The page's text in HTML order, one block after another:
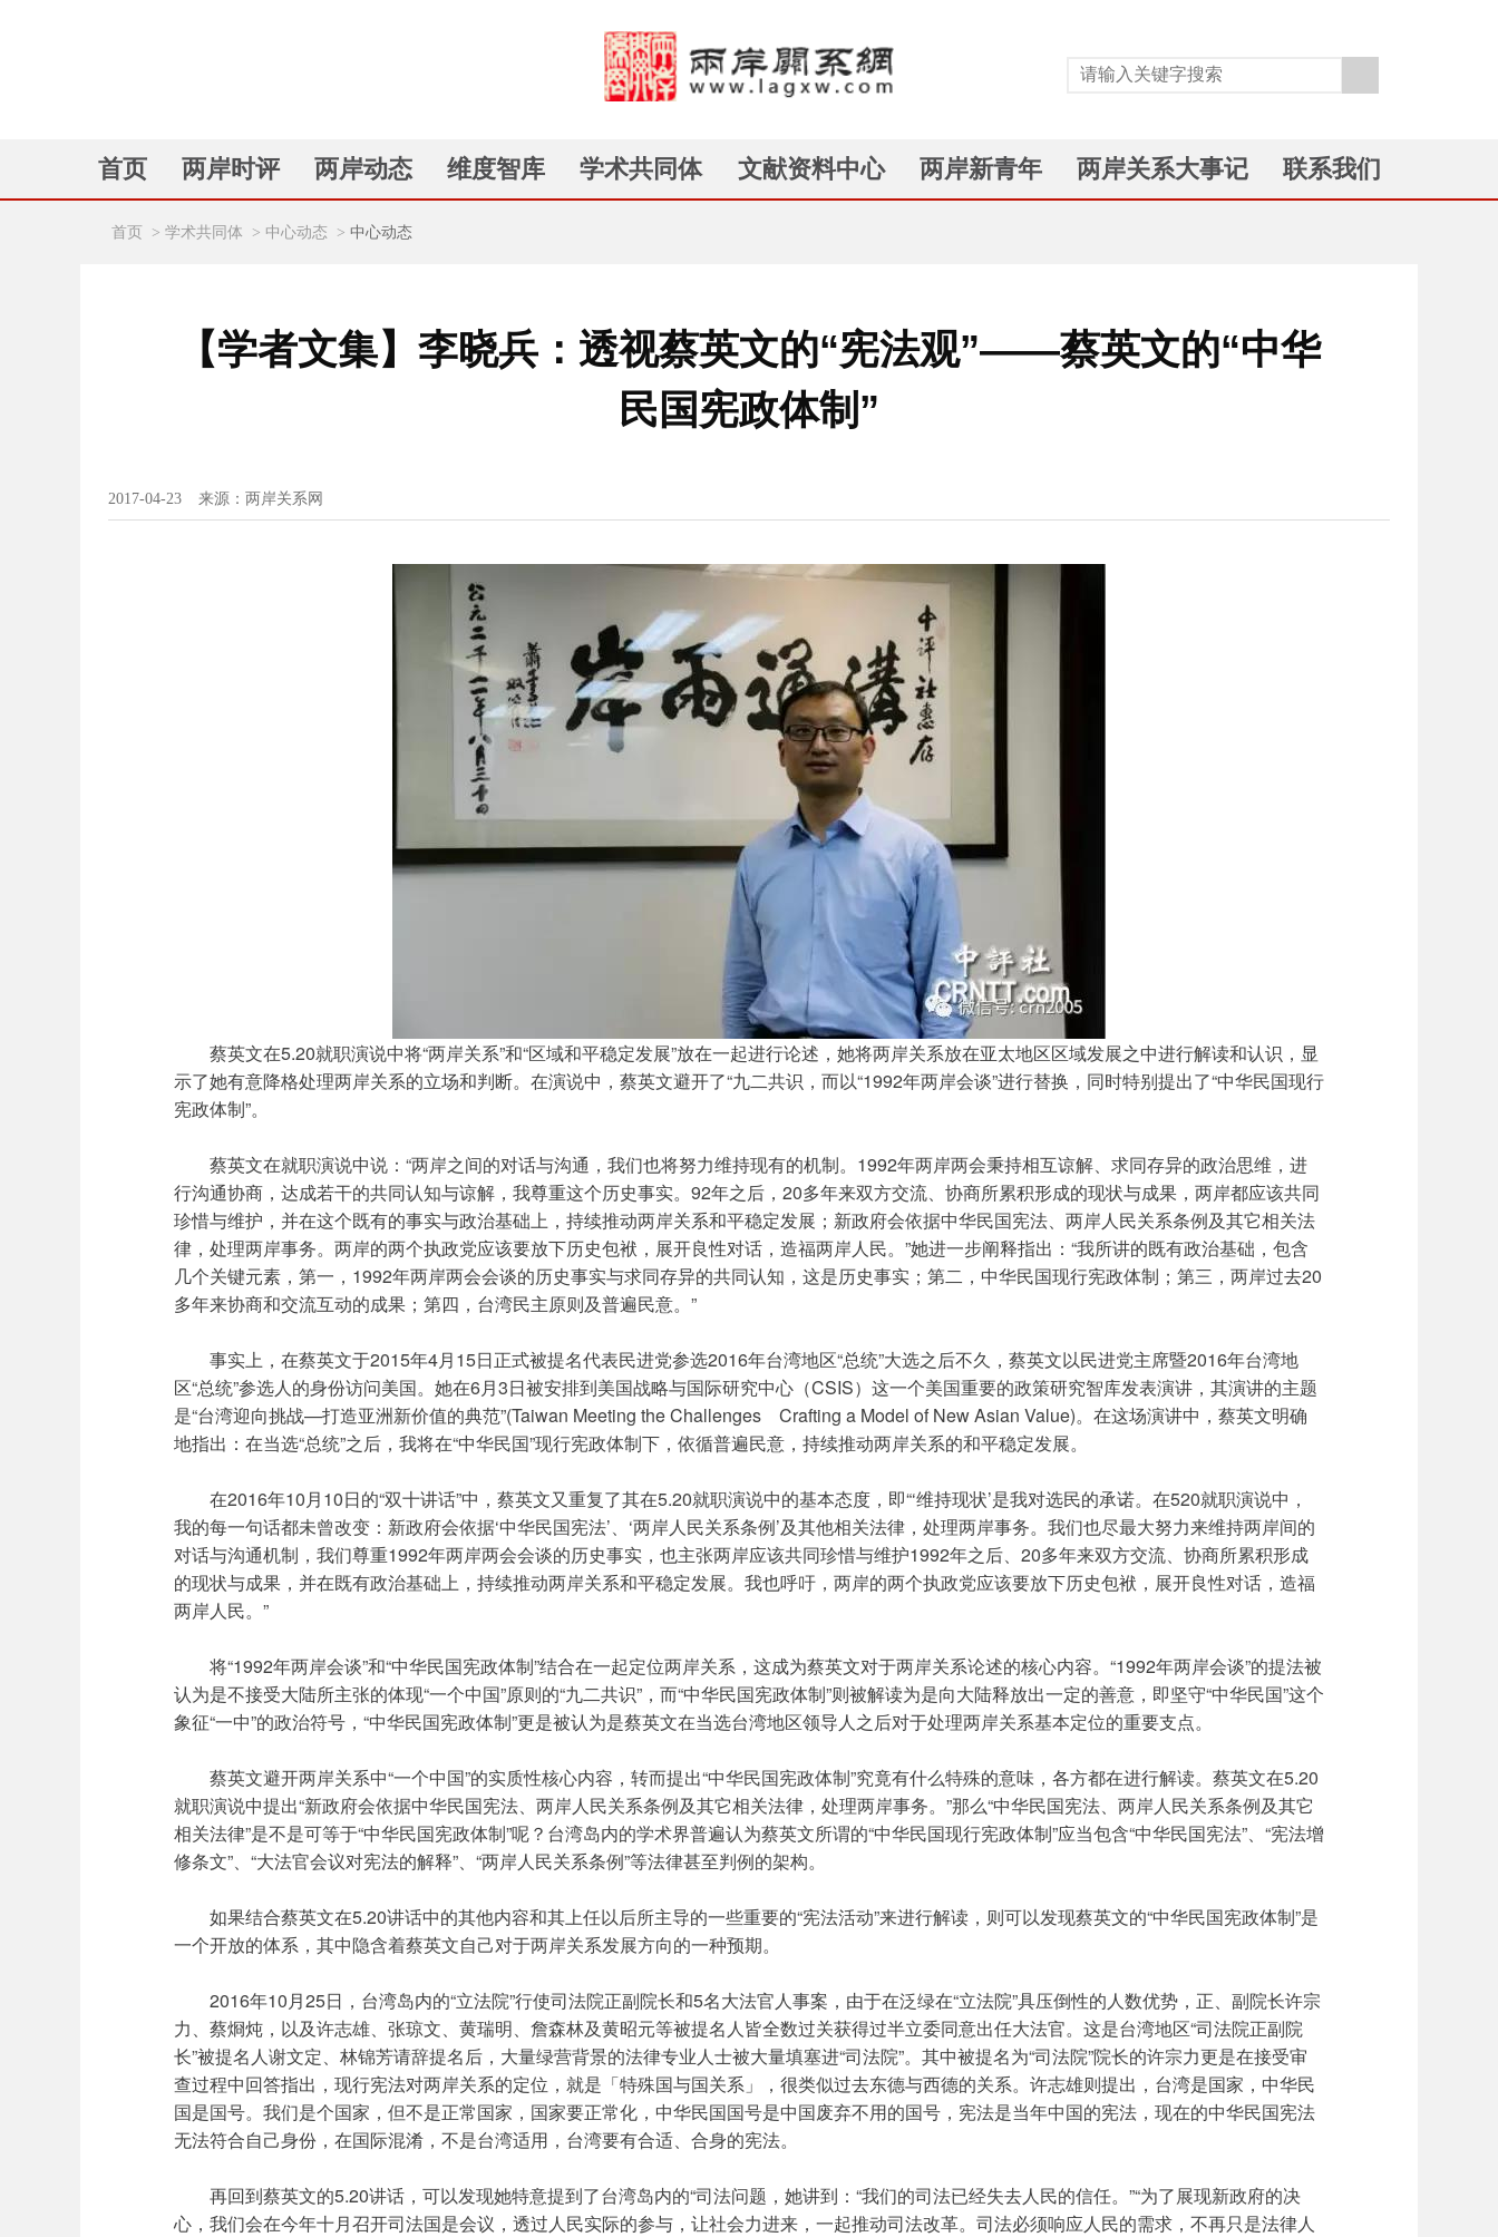
首页 两岸时评 两岸动态 维度智库 学术共同体 文献资料中心 两岸新青年 两岸关系大事记 联系我们
首页 > 学术共同体 > 中心动态 > 中心动态
【学者文集】李晓兵：透视蔡英文的“宪法观”——蔡英文的“中华
民国宪政体制”
2017-04-23 来源：两岸关系网
蔡英文在5.20就职演说中将“两岸关系”和“区域和平稳定发展”放在一起进行论述，她将两岸关系放在亚太地区区域发展之中进行解读和认识，显
示了她有意降格处理两岸关系的立场和判断。在演说中，蔡英文避开了“九二共识，而以“1992年两岸会谈”进行替换，同时特别提出了“中华民国现行
宪政体制”。
蔡英文在就职演说中说：“两岸之间的对话与沟通，我们也将努力维持现有的机制。1992年两岸两会秉持相互谅解、求同存异的政治思维，进
行沟通协商，达成若干的共同认知与谅解，我尊重这个历史事实。92年之后，20多年来双方交流、协商所累积形成的现状与成果，两岸都应该共同
珍惜与维护，并在这个既有的事实与政治基础上，持续推动两岸关系和平稳定发展；新政府会依据中华民国宪法、两岸人民关系条例及其它相关法
律，处理两岸事务。两岸的两个执政党应该要放下历史包袱，展开良性对话，造福两岸人民。”她进一步阐释指出：“我所讲的既有政治基础，包含
几个关键元素，第一，1992年两岸两会会谈的历史事实与求同存异的共同认知，这是历史事实；第二，中华民国现行宪政体制；第三，两岸过去20
多年来协商和交流互动的成果；第四，台湾民主原则及普遍民意。”
事实上，在蔡英文于2015年4月15日正式被提名代表民进党参选2016年台湾地区“总统”大选之后不久，蔡英文以民进党主席暨2016年台湾地
区“总统”参选人的身份访问美国。她在6月3日被安排到美国战略与国际研究中心（CSIS）这一个美国重要的政策研究智库发表演讲，其演讲的主题
是“台湾迎向挑战—打造亚洲新价值的典范”(Taiwan Meeting the Challenges Crafting a Model of New Asian Value)。在这场演讲中，蔡英文明确
地指出：在当选“总统”之后，我将在“中华民国”现行宪政体制下，依循普遍民意，持续推动两岸关系的和平稳定发展。
在2016年10月10日的“双十讲话”中，蔡英文又重复了其在5.20就职演说中的基本态度，即“‘维持现状’是我对选民的承诺。在520就职演说中，
我的每一句话都未曾改变：新政府会依据‘中华民国宪法’、‘两岸人民关系条例’及其他相关法律，处理两岸事务。我们也尽最大努力来维持两岸间的
对话与沟通机制，我们尊重1992年两岸两会会谈的历史事实，也主张两岸应该共同珍惜与维护1992年之后、20多年来双方交流、协商所累积形成
的现状与成果，并在既有政治基础上，持续推动两岸关系和平稳定发展。我也呼吁，两岸的两个执政党应该要放下历史包袱，展开良性对话，造福
两岸人民。”
将“1992年两岸会谈”和“中华民国宪政体制”结合在一起定位两岸关系，这成为蔡英文对于两岸关系论述的核心内容。“1992年两岸会谈”的提法被
认为是不接受大陆所主张的体现“一个中国”原则的“九二共识”，而“中华民国宪政体制”则被解读为是向大陆释放出一定的善意，即坚守“中华民国”这个
象征“一中”的政治符号，“中华民国宪政体制”更是被认为是蔡英文在当选台湾地区领导人之后对于处理两岸关系基本定位的重要支点。
蔡英文避开两岸关系中“一个中国”的实质性核心内容，转而提出“中华民国宪政体制”究竟有什么特殊的意味，各方都在进行解读。蔡英文在5.20
就职演说中提出“新政府会依据中华民国宪法、两岸人民关系条例及其它相关法律，处理两岸事务。”那么“中华民国宪法、两岸人民关系条例及其它
相关法律”是不是可等于“中华民国宪政体制”呢？台湾岛内的学术界普遍认为蔡英文所谓的“中华民国现行宪政体制”应当包含“中华民国宪法”、“宪法增
修条文”、“大法官会议对宪法的解释”、“两岸人民关系条例”等法律甚至判例的架构。
如果结合蔡英文在5.20讲话中的其他内容和其上任以后所主导的一些重要的“宪法活动”来进行解读，则可以发现蔡英文的“中华民国宪政体制”是
一个开放的体系，其中隐含着蔡英文自己对于两岸关系发展方向的一种预期。
2016年10月25日，台湾岛内的“立法院”行使司法院正副院长和5名大法官人事案，由于在泛绿在“立法院”具压倒性的人数优势，正、副院长许宗
力、蔡烱炖，以及许志雄、张琼文、黄瑞明、詹森林及黄昭元等被提名人皆全数过关获得过半立委同意出任大法官。这是台湾地区“司法院正副院
长”被提名人谢文定、林锦芳请辞提名后，大量绿营背景的法律专业人士被大量填塞进“司法院”。其中被提名为“司法院”院长的许宗力更是在接受审
查过程中回答指出，现行宪法对两岸关系的定位，就是「特殊国与国关系」，很类似过去东德与西德的关系。许志雄则提出，台湾是国家，中华民
国是国号。我们是个国家，但不是正常国家，国家要正常化，中华民国国号是中国废弃不用的国号，宪法是当年中国的宪法，现在的中华民国宪法
无法符合自己身份，在国际混淆，不是台湾适用，台湾要有合适、合身的宪法。
再回到蔡英文的5.20讲话，可以发现她特意提到了台湾岛内的“司法问题，她讲到：“我们的司法已经失去人民的信任。”“为了展现新政府的决
心，我们会在今年十月召开司法国是会议，透过人民实际的参与，让社会力进来，一起推动司法改革。司法必须响应人民的需求，不再只是法律人